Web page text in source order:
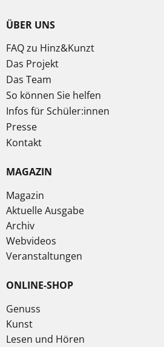
ÜBER UNS
FAQ zu Hinz&Kunzt
Das Projekt
Das Team
So können Sie helfen
Infos für Schüler:innen
Presse
Kontakt
MAGAZIN
Magazin
Aktuelle Ausgabe
Archiv
Webvideos
Veranstaltungen
ONLINE-SHOP
Genuss
Kunst
Lesen und Hören